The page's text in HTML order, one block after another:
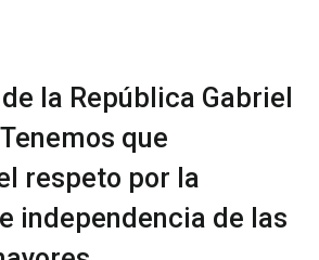
la República Gabriel
que
respeto por la
independencia de las